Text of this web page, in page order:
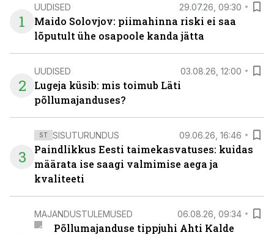
1
UUDISED 29.07.26, 09:30
Maido Solovjov: piimahinna riski ei saa
lõputult ühe osapoole kanda jätta
2
UUDISED 03.08.26, 12:00
Lugeja küsib: mis toimub Läti
põllumajanduses?
3
ST SISUTURUNDUS 09.06.26, 16:46
Paindlikkus Eesti taimekasvatuses: kuidas
määrata ise saagi valmimise aega ja
kvaliteeti
MAJANDUSTULEMUSED 06.08.26, 09:34
Põllumajanduse tippjuhi Ahti Kalde